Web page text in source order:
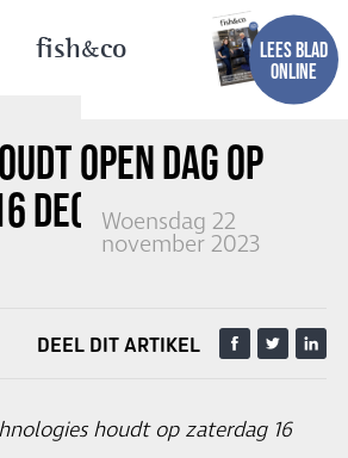
fishco
LEES BLAD
ONLINE
OPEN DAG OP
DECEMBER
Woensdag 22
november 2023
DEEL DIT ARTIKEL
houdt op zaterdag 16